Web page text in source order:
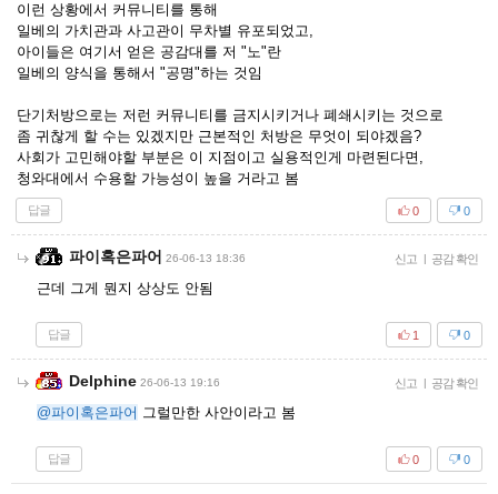
이런 상황에서 커뮤니티를 통해
일베의 가치관과 사고관이 무차별 유포되었고,
아이들은 여기서 얻은 공감대를 저 "노"란
일베의 양식을 통해서 "공명"하는 것임
단기처방으로는 저런 커뮤니티를 금지시키거나 폐쇄시키는 것으로
좀 귀찮게 할 수는 있겠지만 근본적인 처방은 무엇이 되야겠음?
사회가 고민해야할 부분은 이 지점이고 실용적인게 마련된다면,
청와대에서 수용할 가능성이 높을 거라고 봄
답글 0
0
파이혹은파어 26-06-13 18:36 신고 | 공감 확인
근데 그게 뭔지 상상도 안됨
답글 0
1
Delphine 26-06-13 19:16 신고 | 공감 확인
@파이혹은파어 그럴만한 사안이라고 봄
답글 0
0